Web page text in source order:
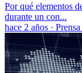
Por qué elementos
durante un con...
hace 2 años ·